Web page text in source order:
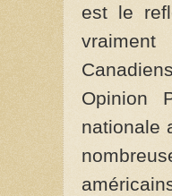
est le
Opinion
nationale